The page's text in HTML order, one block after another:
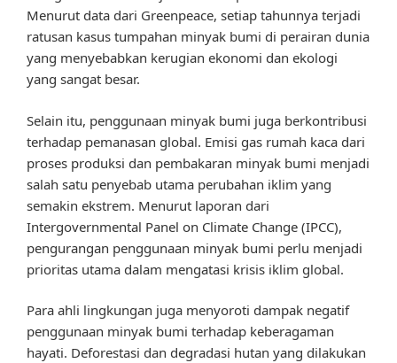
Menurut data dari Greenpeace, setiap tahunnya terjadi
ratusan kasus tumpahan minyak bumi di perairan dunia
yang menyebabkan kerugian ekonomi dan ekologi
yang sangat besar.
Selain itu, penggunaan minyak bumi juga berkontribusi
terhadap pemanasan global. Emisi gas rumah kaca dari
proses produksi dan pembakaran minyak bumi menjadi
salah satu penyebab utama perubahan iklim yang
semakin ekstrem. Menurut laporan dari
Intergovernmental Panel on Climate Change (IPCC),
pengurangan penggunaan minyak bumi perlu menjadi
prioritas utama dalam mengatasi krisis iklim global.
Para ahli lingkungan juga menyoroti dampak negatif
penggunaan minyak bumi terhadap keberagaman
hayati. Deforestasi dan degradasi hutan yang dilakukan